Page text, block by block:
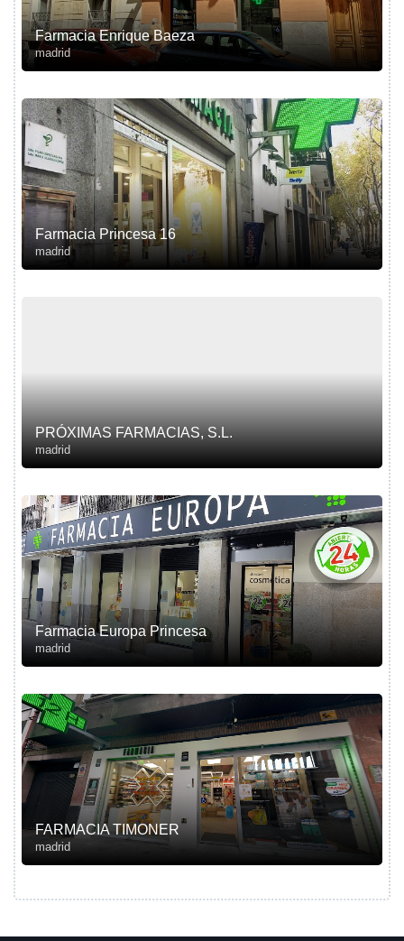
Farmacia Enrique Baeza
madrid
Farmacia Princesa 16
madrid
PRÓXIMAS FARMACIAS, S.L.
madrid
Farmacia Europa Princesa
madrid
FARMACIA TIMONER
madrid